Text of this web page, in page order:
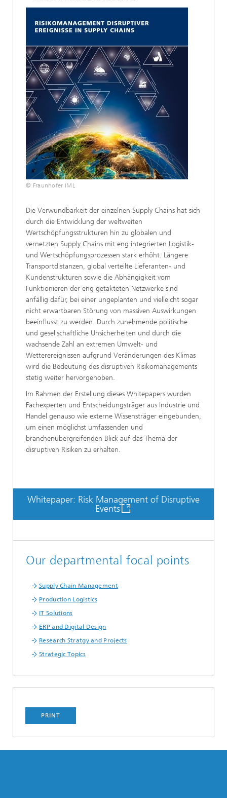
© Fraunhofer IML
Die Verwundbarkeit der einzelnen Supply Chains hat sich
durch die Entwicklung der weltweiten
Wertschöpfungsstrukturen hin zu globalen und
vernetzten Supply Chains mit eng integrierten Logistik-
und Wertschöpfungsprozessen stark erhöht. Längere
Transportdistanzen, global verteilte Lieferanten- und
Kundenstrukturen sowie die Abhängigkeit vom
Funktionieren der eng getakteten Netzwerke sind
anfällig dafür, bei einer ungeplanten und vielleicht sogar
nicht erwartbaren Störung von massiven Auswirkungen
beeinflusst zu werden. Durch zunehmende politische
und gesellschaftliche Unsicherheiten und durch die
wachsende Zahl an extremen Umwelt- und
Wetterereignissen aufgrund Veränderungen des Klimas
wird die Bedeutung des disruptiven Risikomanagements
stetig weiter hervorgehoben.
Im Rahmen der Erstellung dieses Whitepapers wurden
Fachexperten und Entscheidungsträger aus Industrie und
Handel genauso wie externe Wissensträger eingebunden,
um einen möglichst umfassenden und
branchenübergreifenden Blick auf das Thema der
disruptiven Risiken zu erhalten.
Whitepaper: Risk Management of Disruptive
Events
Our departmental focal points
Supply Chain Management
Production Logistics
IT Solutions
ERP and Digital Design
Research Stratgy and Projects
Strategic Topics
PRINT